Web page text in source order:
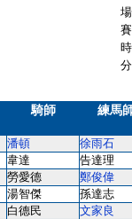
騎師 練馬
潘頓 徐雨石
韋達 告達理
勞愛德 鄭俊偉
湯智傑 孫達志
白德民 文家良